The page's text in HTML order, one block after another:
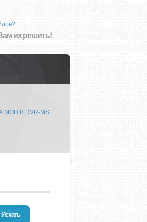
их решить!
В DVR-MS
Искать